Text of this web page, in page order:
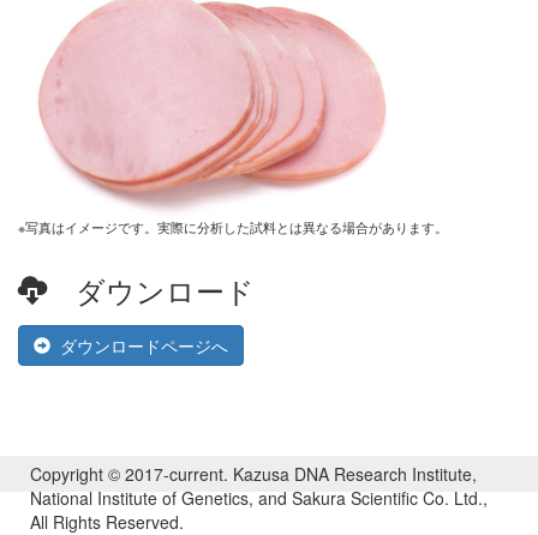
※写真はイメージです。実際に分析した試料とは異なる場合があります。
ダウンロード
ダウンロードページへ
Copyright © 2017-current. Kazusa DNA Research Institute,
National Institute of Genetics, and Sakura Scientific Co. Ltd.,
All Rights Reserved.